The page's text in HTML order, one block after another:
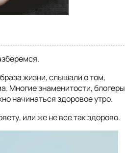
жизни, слышали о том,
Многие знаменитости, блогеры
начинаться здоровое утро.
или же не все так здорово.